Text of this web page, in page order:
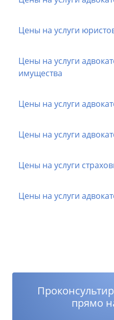
Цены на услуги
Цены на услуги
имущества
Цены на услуги
Цены на услуги
Цены на услуги
Цены на услуги
прямо